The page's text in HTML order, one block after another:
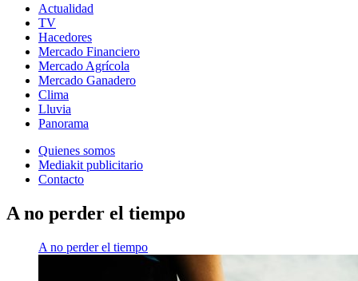
Actualidad
TV
Hacedores
Mercado Financiero
Mercado Agrícola
Mercado Ganadero
Clima
Lluvia
Panorama
Quienes somos
Mediakit publicitario
Contacto
A no perder el tiempo
A no perder el tiempo